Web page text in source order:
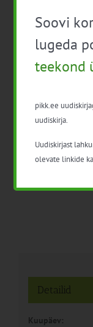
Mahetoitlustuse
Detailid
Kuupäev:
Soovi
lugeda
teekond
pikk.ee
uudiskirja.
Uudiskirjast
olevate linkide